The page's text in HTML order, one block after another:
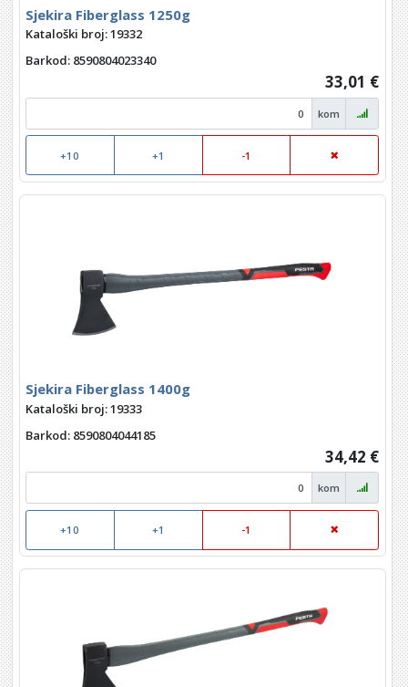
Sjekira Fiberglass 1250g
Kataloški broj: 19332
Barkod: 8590804023340
33,01 €
kom
+10 +1 -1
Sjekira Fiberglass 1400g
Kataloški broj: 19333
Barkod: 8590804044185
34,42 €
kom
+10 +1 -1